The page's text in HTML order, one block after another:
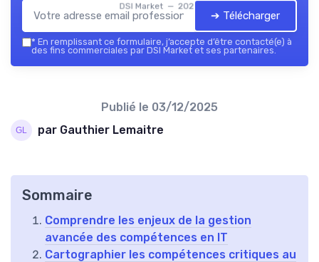
DSI Market — 2026
➔ Télécharger
* En remplissant ce formulaire, j’accepte d’être contacté(e) à
des fins commerciales par DSI Market et ses partenaires.
Publié le 03/12/2025
par Gauthier Lemaitre
Sommaire
Comprendre les enjeux de la gestion
avancée des compétences en IT
Cartographier les compétences critiques au